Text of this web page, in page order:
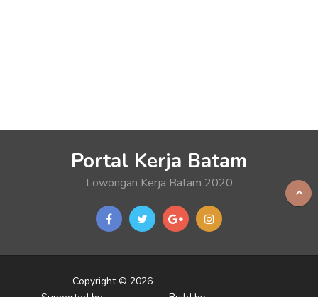
Portal Kerja Batam
Lowongan Kerja Batam 2020
Copyright © 2026